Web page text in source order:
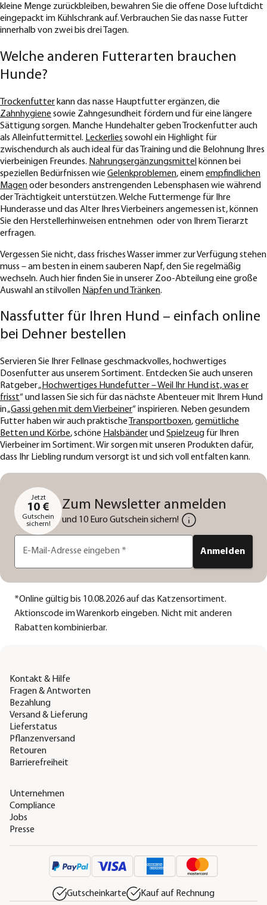
kleine Menge zurückbleiben, bewahren Sie die offene Dose luftdicht
eingepackt im Kühlschrank auf. Verbrauchen Sie das nasse Futter
innerhalb von zwei bis drei Tagen.
Welche anderen Futterarten brauchen
Hunde?
Trockenfutter kann das nasse Hauptfutter ergänzen, die
Zahnhygiene sowie Zahngesundheit fördern und für eine längere
Sättigung sorgen. Manche Hundehalter geben Trockenfutter auch
als Alleinfuttermittel. Leckerlies sowohl ein Highlight für
zwischendurch als auch ideal für das Training und die Belohnung Ihres
vierbeinigen Freundes. Nahrungsergänzungsmittel können bei
speziellen Bedürfnissen wie Gelenkproblemen, einemempfindlichen
Magenoder besonders anstrengenden Lebensphasen wie während
der Trächtigkeit unterstützen. Welche Futtermenge für Ihre
Hunderasse und das Alter Ihres Vierbeiners angemessen ist, können
Sie den Herstellerhinweisen entnehmen oder von Ihrem Tierarzt
erfragen.
Vergessen Sie nicht, dass frisches Wasser immer zur Verfügung stehen
muss – am besten in einem sauberen Napf, den Sie regelmäßig
wechseln. Auch hier finden Sie in unserer Zoo-Abteilung eine große
Auswahl an stilvollen Näpfen und Tränken.
Nassfutter für Ihren Hund – einfach online
bei Dehner bestellen
Servieren Sie Ihrer Fellnase geschmackvolles, hochwertiges
Dosenfutter aus unserem Sortiment. Entdecken Sie auch unseren
Ratgeber „Hochwertiges Hundefutter – Weil Ihr Hund ist, was er
frisst“ und lassen Sie sich für das nächste Abenteuer mit Ihrem Hund
in „Gassi gehen mit dem Vierbeiner“ inspirieren. Neben gesundem
Futter haben wir auch praktische Transportboxen,gemütliche
Betten und Körbe, schöne HalsbänderundSpielzeug für Ihren
Vierbeiner im Sortiment. Wir sorgen mit unseren Produkten dafür,
dass Ihr Liebling rundum versorgt ist und sich voll entfalten kann.
Jetzt
10 €
Gutschein
sichern!
Zum Newsletter anmelden
und 10 Euro Gutschein sichern!
E-Mail-Adresse eingeben * Anmelden
*Online gültig bis 10.08.2026 auf das Katzensortiment.
Aktionscode im Warenkorb eingeben. Nicht mit anderen
Rabatten kombinierbar.
Kontakt & Hilfe
Fragen & Antworten
Bezahlung
Versand & Lieferung
Lieferstatus
Pflanzenversand
Retouren
Barrierefreiheit
Unternehmen
Compliance
Jobs
Presse
Gutscheinkarte Kauf auf Rechnung